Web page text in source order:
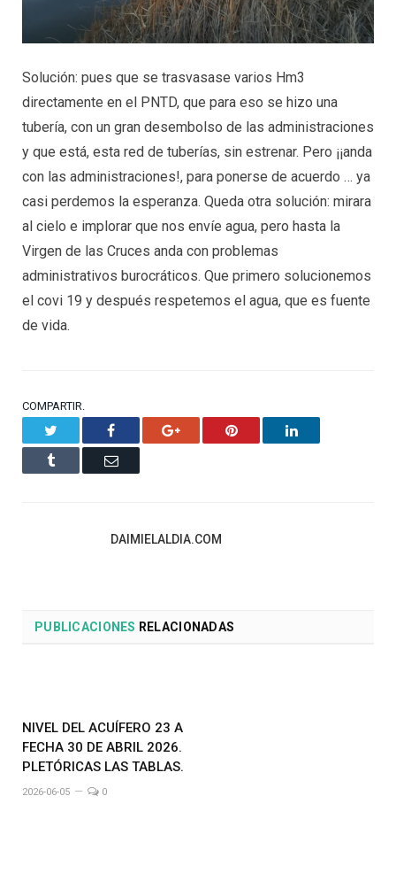
Solución: pues que se trasvasase varios Hm3
directamente en el PNTD, que para eso se hizo una
tubería, con un gran desembolso de las administraciones
y que está, esta red de tuberías, sin estrenar. Pero ¡¡anda
con las administraciones!, para ponerse de acuerdo … ya
casi perdemos la esperanza. Queda otra solución: mirara
al cielo e implorar que nos envíe agua, pero hasta la
Virgen de las Cruces anda con problemas
administrativos burocráticos. Que primero solucionemos
el covi 19 y después respetemos el agua, que es fuente
de vida.
COMPARTIR.
Facebook Google+ Pinterest LinkedIn
Tumblr Email
DAIMIELALDIA.COM
PUBLICACIONES RELACIONADAS
NIVEL DEL ACUÍFERO 23 A
FECHA 30 DE ABRIL 2026.
PLETÓRICAS LAS TABLAS.
2026-06-05 0